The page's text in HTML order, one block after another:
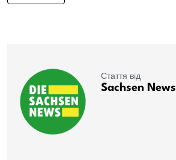
Стаття від
Sachsen News